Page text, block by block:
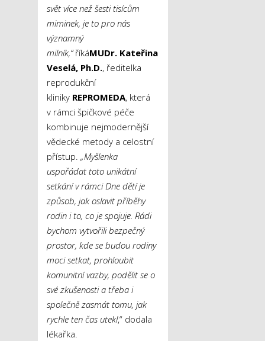
svět více než šesti tisícům
miminek, je to pro nás
významný
milník,“říkáMUDr. Kateřina
Veselá, Ph.D., ředitelka
reprodukční
kliniky REPROMEDA, která
v rámci špičkové péče
kombinuje nejmodernější
vědecké metody a celostní
přístup. „Myšlenka
uspořádat toto unikátní
setkání v rámci Dne dětí je
způsob, jak oslavit příběhy
rodin i to, co je spojuje. Rádi
bychom vytvořili bezpečný
prostor, kde se budou rodiny
moci setkat, prohloubit
komunitní vazby, podělit se o
své zkušenosti a třeba i
společnězasmát tomu, jak
rychle ten čas utekl,“ dodala
lékařka.